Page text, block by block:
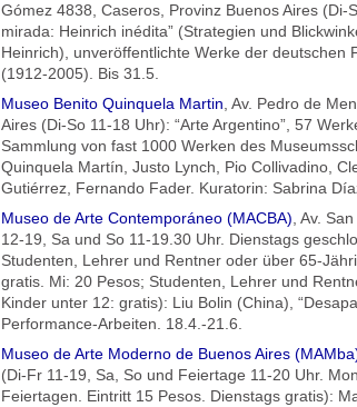
Gómez 4838, Caseros, Provinz Buenos Aires (Di-
mirada: Heinrich inédita” (Strategien und
Heinrich), unveröffentlichte Werke der deutschen
(1912-2005). Bis 31.5.
Museo Benito Quinquela Martin , Av. Pedro de
Aires (Di-So 11-18 Uhr): “Arte Argentino”, 57
Sammlung von fast 1000 Werken des
Quinquela Martín, Justo Lynch, Pio Collivadino,
Gutiérrez, Fernando Fader. Kuratorin: Sabrina
Museo de Arte Contemporáneo (MACBA) , Av.
12-19, Sa und So 11-19.30 Uhr. Dienstags
Studenten, Lehrer und Rentner oder über 65-
gratis. Mi: 20 Pesos; Studenten, Lehrer und
Kinder unter 12: gratis): Liu Bolin (China),
Performance-Arbeiten. 18.4.-21.6.
Museo de Arte Moderno de Buenos Aires
(Di-Fr 11-19, Sa, So und Feiertage 11-20 Uhr.
Feiertagen. Eintritt 15 Pesos. Dienstags gratis):